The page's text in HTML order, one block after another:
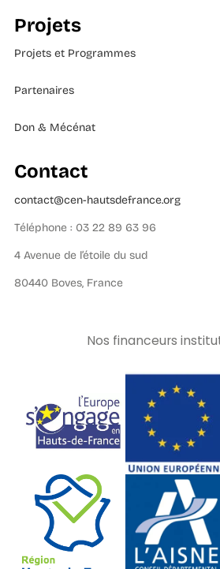
Projets
Projets et Programmes
Partenaires
Don & Mécénat
Contact
contact@cen-hautsdefrance.org
Téléphone : 03 22 89 63 96
4 Avenue de l’étoile du sud
80440 Boves, France
Nos financeurs